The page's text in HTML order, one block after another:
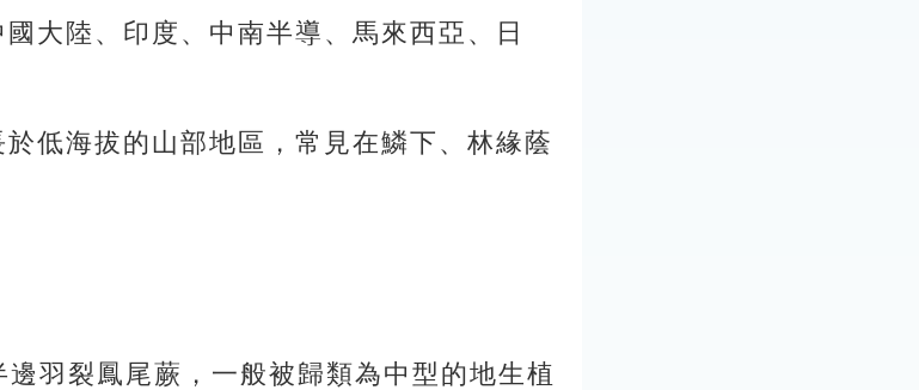
大陸、印度、中南半導、馬來西亞、日
低海拔的山部地區，常見在鱗下、林緣蔭
羽裂鳳尾蕨，一般被歸類為中型的地生植